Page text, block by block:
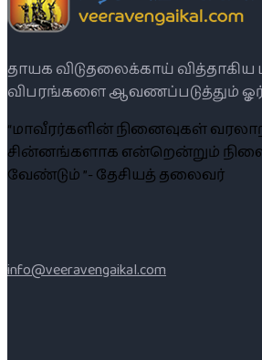
தாயக விடுதலைக்காய் வித்தாகிய
விபரங்களை ஆவணப்படுத்தும் ஓர்
“மாவீரர்களின் நினைவுகள்
சின்னங்களாக என்றென்றும்
வேண்டும் ”- தேசியத் தலைவர்
info@veeravengaikal.com